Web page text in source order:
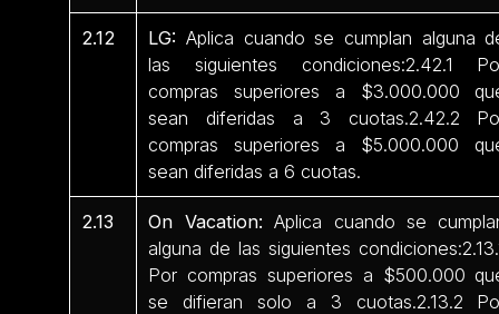
2.12 LG: Aplica cuando se cumplan alguna
las siguientes condiciones:2.42.1
compras superiores a $3.000.000
sean diferidas a 3 cuotas.2.42.2
compras superiores a $5.000.000
sean diferidas a 6 cuotas.
2.13 On Vacation:Aplica cuando se
alguna de las siguientes
Por compras superiores a $500.000
se difieran solo a 3 cuotas.2.13.2